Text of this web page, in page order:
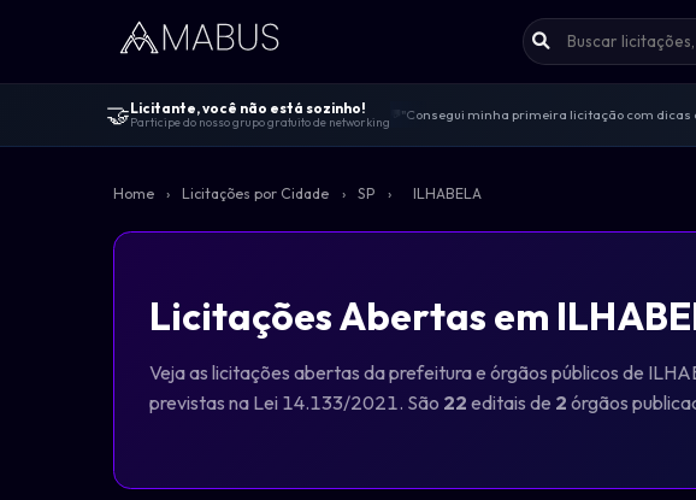
🤝Licitante, você não está sozinho!
Participe do nosso grupo gratuito de networking "Consegui minha primeira licitação com dicas
🔓 100% gratuito — sem vendas, sem spam, só
Home › Licitações por Cidade › SP › ILHABELA
Licitações Abertas em
Veja as licitações abertas da prefeitura e órgãos públicos de
previstas na Lei 14.133/2021. São 22 editais de 2 órgãos